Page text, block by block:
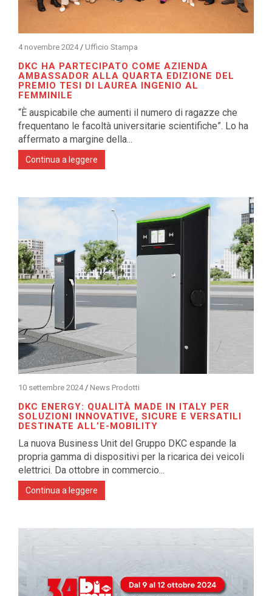
4 novembre 2024 / Ufficio Stampa
DKC HA PARTECIPATO COME AZIENDA
AMBASSADOR ALLA QUARTA EDIZIONE DEL
PREMIO TESI DI LAUREA INGENIO AL
FEMMINILE
“È auspicabile che aumenti il numero di ragazze che
frequentano le facoltà universitarie scientifiche”. Lo ha
affermato a margine della...
Continua a leggere
10 settembre 2024 / News Prodotti
DKC ENERGY: QUALITÀ MADE IN ITALY PER
SOLUZIONI INNOVATIVE, SICURE E VERSATILI
DESTINATE ALL’E-MOBILITY
La nuova Business Unit del Gruppo DKC espande la
propria gamma di dispositivi per la ricarica dei veicoli
elettrici. Da ottobre in commercio...
Continua a leggere